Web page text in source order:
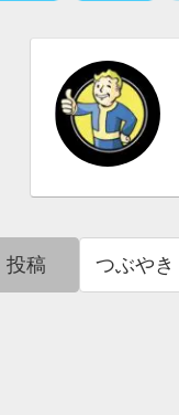
投稿 つぶやき